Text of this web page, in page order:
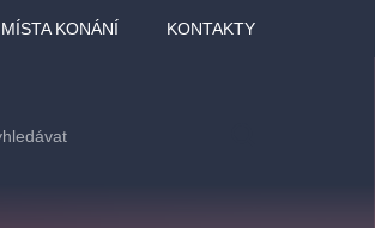
MÍSTA KONÁNÍ KONTAKTY